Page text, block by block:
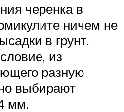
черенка в
ничем не
в грунт.
из
разную
выбирают
мм.